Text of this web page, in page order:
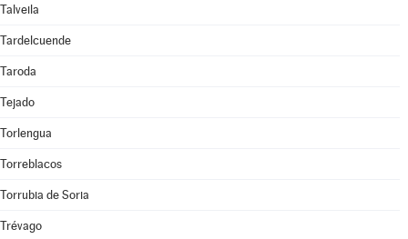
Talveila
Tardelcuende
Taroda
Tejado
Torlengua
Torreblacos
Torrubia de Soria
Trévago